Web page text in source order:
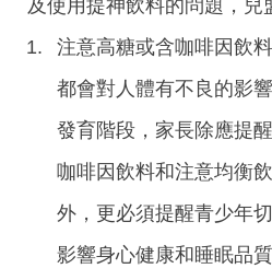
及使用提神飲料的問題，兒
注意高糖或含咖啡因飲
都會對人體有不良的影
發育階段，家長除應提
咖啡因飲料和注意均衡
外，更必須提醒青少年
影響身心健康和睡眠品質